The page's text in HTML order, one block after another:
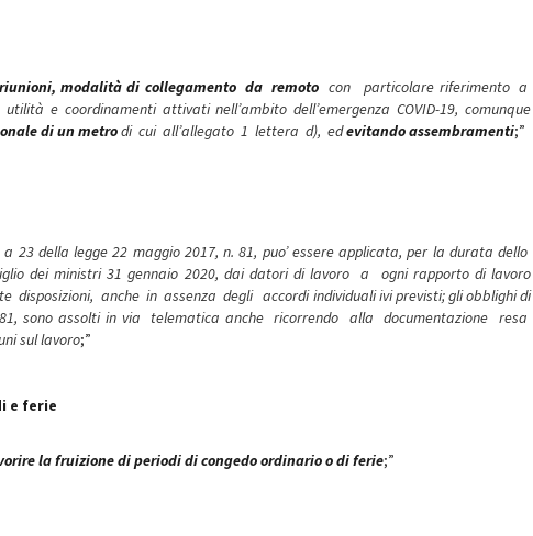
modalità di collegamento da remoto con particolare riferimento a
e coordinamenti attivati nell’ambito dell’emergenza COVID-19, comunque
di un metrodi cui all’allegato 1 lettera d), edevitando assembramenti;”
23 della legge 22 maggio 2017, n. 81, puo’ essere applicata, per la durata dello
dei ministri 31 gennaio 2020, dai datori di lavoro a ogni rapporto di lavoro
anche in assenza degli accordi individuali ivi previsti; gli obblighi di
sono assolti in via telematica anche ricorrendo alla documentazione resa
sul lavoro;”
e ferie
la fruizione di periodi di congedo ordinario o di ferie;”